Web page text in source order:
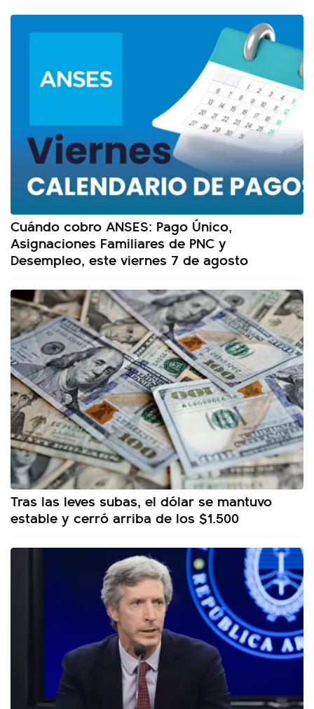
Cuándo cobro ANSES: Pago Único,
Asignaciones Familiares de PNC y
Desempleo, este viernes 7 de agosto
Tras las leves subas, el dólar se mantuvo
estable y cerró arriba de los $1.500